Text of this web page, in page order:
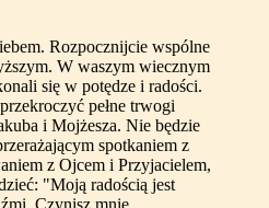
Rozpocznijcie wspólne
W waszym wiecznym
się w potędze i radości.
pełne trwogi
i Mojżesza. Nie będzie
spotkaniem z
z Ojcem i Przyjacielem,
"Moją radością jest
Czynisz mnie